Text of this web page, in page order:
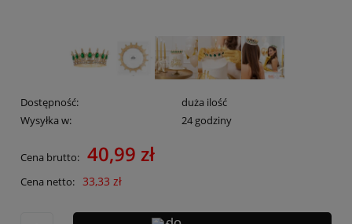
Dostępność:
duża ilość
Wysyłka w:
24 godziny
Cena brutto: 40,99 zł
Cena netto: 33,33 zł